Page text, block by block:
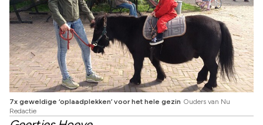
7x geweldige ‘oplaadplekken’ voor het hele gezin Ouders van Nu
Redactie